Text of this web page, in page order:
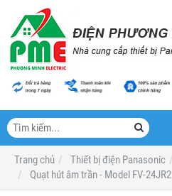
Trang chủ
Thiết bị điện Panasonic
Quạt hút âm trần - Model FV-24JR2